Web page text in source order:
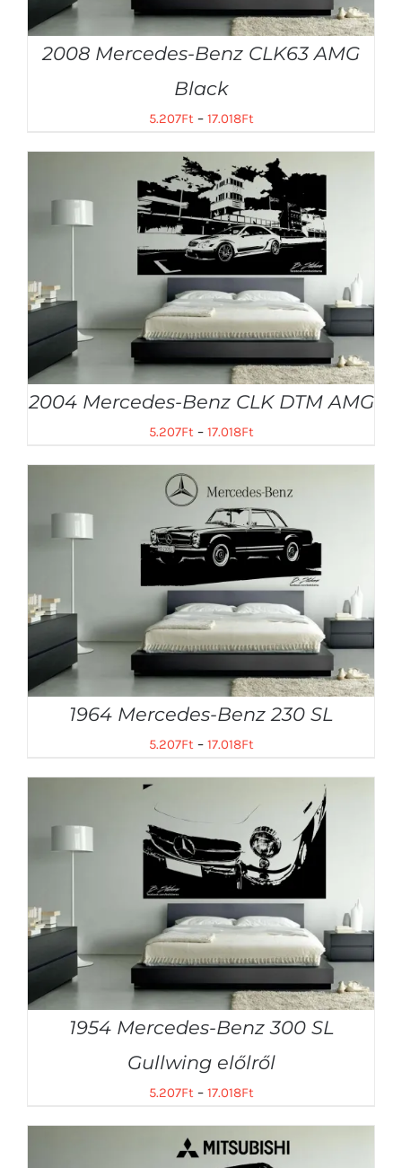
2008 Mercedes-Benz CLK63 AMG
Black
5.207Ft– 17.018Ft
2004 Mercedes-Benz CLK DTM AMG
5.207Ft– 17.018Ft
1964 Mercedes-Benz 230 SL
5.207Ft– 17.018Ft
1954 Mercedes-Benz 300 SL
Gullwing előlről
5.207Ft– 17.018Ft